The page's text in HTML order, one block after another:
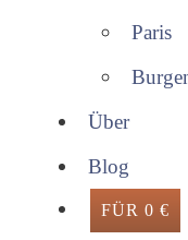
Paris
Über
Blog
FÜR 0 €